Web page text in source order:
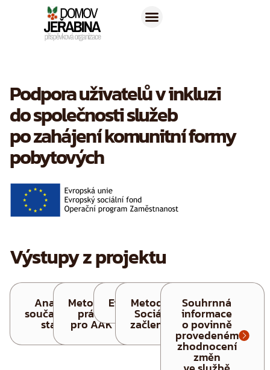
Podpora uživatelů v inkluzi
do společnosti služeb
po zahájení komunitní formy
pobytových
Výstupy z projektu
Analýza
současného
stavu
Metodiky
práce
pro AAK
Evaluace
Metodiky
Sociální
začlenění
Souhrnná
informace
o povinně
provedeném
zhodnocení
změn